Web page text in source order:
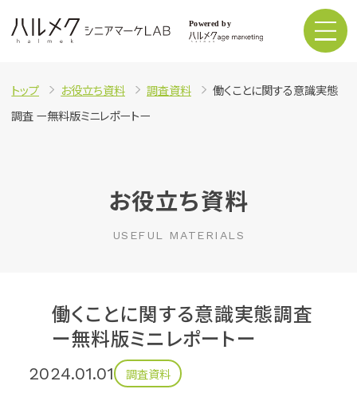
トップ お役立ち資料 調査資料
働くことに関する意識実態
調査 ー無料版ミニレポートー
お役立ち資料
USEFUL MATERIALS
働くことに関する意識実態調査
ー無料版ミニレポートー
2024.01.01 調査資料